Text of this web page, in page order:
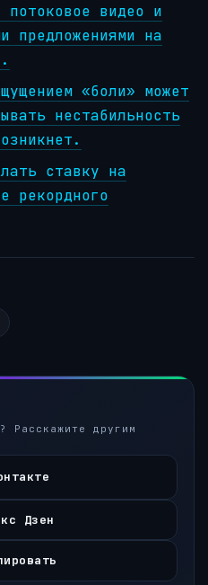
потоковое видео и
предложениями на
«боли» может
нестабильность
ставку на
рекордного
Расскажите другим
Дзен